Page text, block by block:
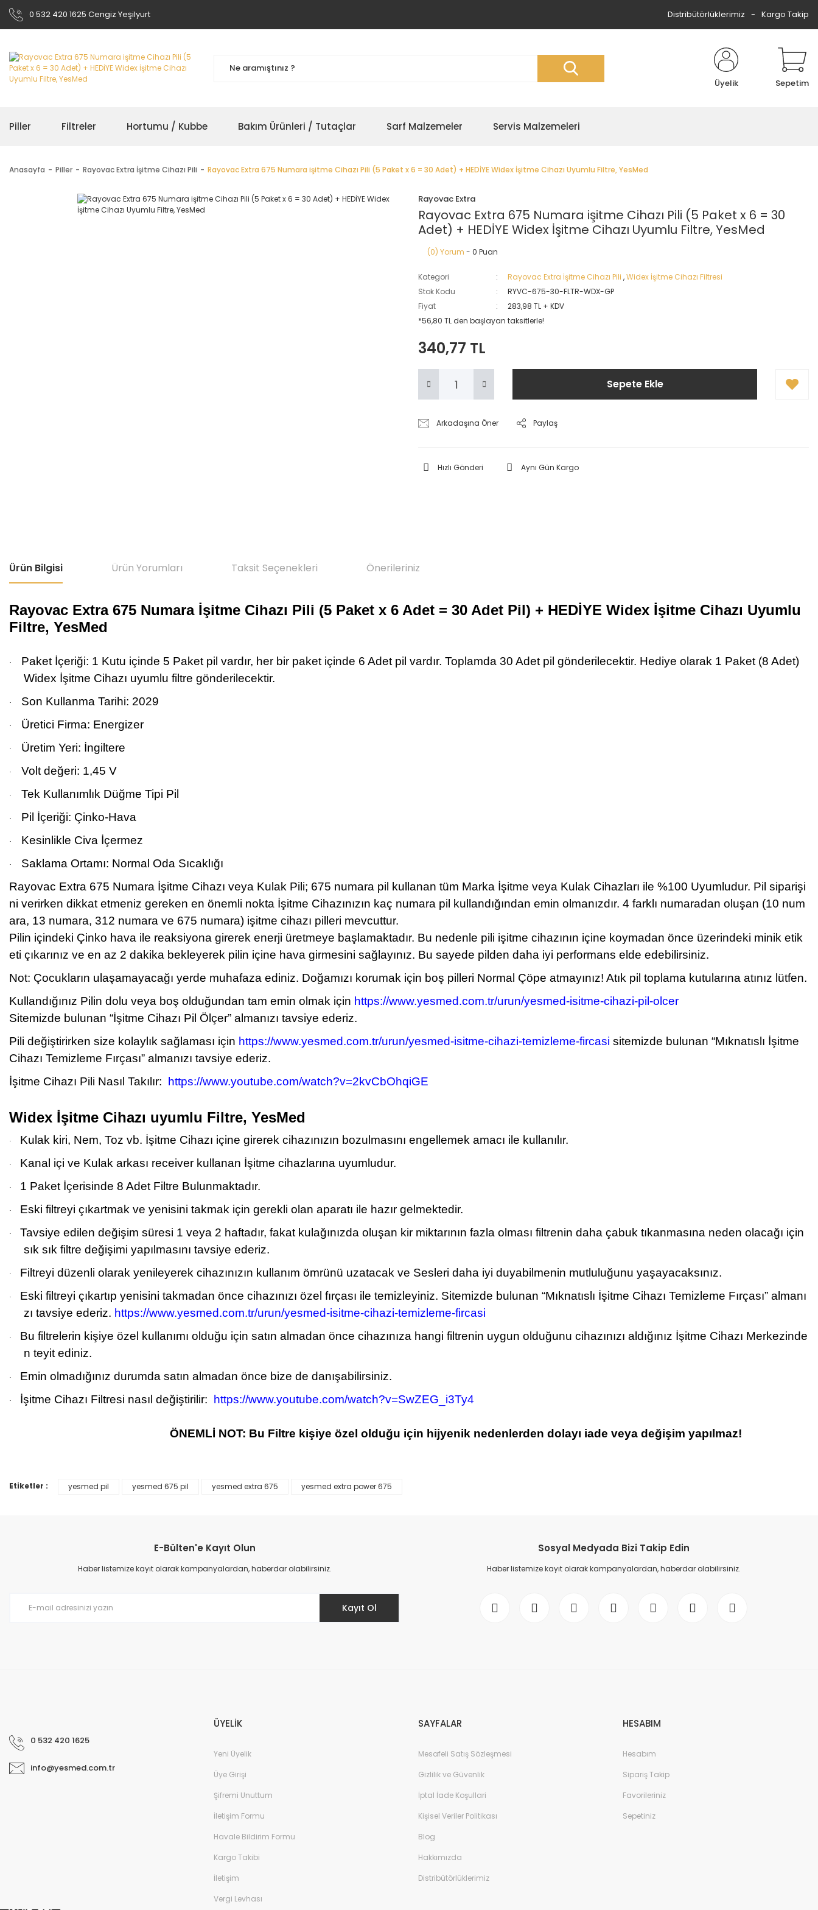
0 532 420 1625 Cengiz Yeşilyurt Distribütörlüklerimiz Kargo Takip
Üyelik Sepetim
Piller Filtreler Hortumu / Kubbe Bakım Ürünleri / Tutaçlar Sarf Malzemeler Servis Malzemeleri
Anasayfa Piller Rayovac Extra İşitme Cihazı Pili Rayovac Extra 675 Numara işitme Cihazı Pili (5 Paket x 6 = 30 Adet) + HEDİYE Widex İşitme Cihazı Uyumlu Filtre, YesMed
Rayovac Extra
Rayovac Extra 675 Numara işitme Cihazı Pili (5 Paket x 6 = 30
Adet) + HEDİYE Widex İşitme Cihazı Uyumlu Filtre, YesMed
(0) Yorum - 0 Puan
Kategori Rayovac Extra İşitme Cihazı Pili ,Widex İşitme Cihazı Filtresi
Stok Kodu
RYVC-675-30-FLTR-WDX-GP
Fiyat
283,98 TL + KDV
*56,80 TL den başlayan taksitlerle!
340,77 TL
Sepete Ekle
Arkadaşına Öner Paylaş
Hızlı Gönderi Aynı Gün Kargo
Ürün Bilgisi Ürün Yorumları Taksit Seçenekleri Önerileriniz
Rayovac Extra 675 Numara İşitme Cihazı Pili (5 Paket x 6 Adet = 30 Adet Pil) + HEDİYE Widex İşitme Cihazı Uyumlu
Filtre, YesMed
·
Paket İçeriği: 1 Kutu içinde 5 Paket pil vardır, her bir paket içinde 6 Adet pil vardır. Toplamda 30 Adet pil gönderilecektir. Hediye olarak 1 Paket (8 Adet)
Widex İşitme Cihazı uyumlu filtre gönderilecektir.
· Son Kullanma Tarihi: 2029
· Üretici Firma: Energizer
· Üretim Yeri: İngiltere
· Volt değeri: 1,45 V
· Tek Kullanımlık Düğme Tipi Pil
· Pil İçeriği: Çinko-Hava
· Kesinlikle Civa İçermez
·
Saklama Ortamı: Normal Oda Sıcaklığı
Rayovac Extra 675 Numara İşitme Cihazı veya Kulak Pili; 675 numara pil kullanan tüm Marka İşitme veya Kulak Cihazları ile %100 Uyumludur. Pil siparişi
ni verirken dikkat etmeniz gereken en önemli nokta İşitme Cihazınızın kaç numara pil kullandığından emin olmanızdır. 4 farklı numaradan oluşan (10 num
ara, 13 numara, 312 numara ve 675 numara) işitme cihazı pilleri mevcuttur.
Pilin içindeki Çinko hava ile reaksiyona girerek enerji üretmeye başlamaktadır. Bu nedenle pili işitme cihazının içine koymadan önce üzerindeki minik etik
eti çıkarınız ve en az 2 dakika bekleyerek pilin içine hava girmesini sağlayınız. Bu sayede pilden daha iyi performans elde edebilirsiniz.
Not: Çocukların ulaşamayacağı yerde muhafaza ediniz. Doğamızı korumak için boş pilleri Normal Çöpe atmayınız! Atık pil toplama kutularına atınız lütfen.
Kullandığınız Pilin dolu veya boş olduğundan tam emin olmak için https://www.yesmed.com.tr/urun/yesmed-isitme-cihazi-pil-olcer
Sitemizde bulunan “İşitme Cihazı Pil Ölçer” almanızı tavsiye ederiz.
Pili değiştirirken size kolaylık sağlaması için https://www.yesmed.com.tr/urun/yesmed-isitme-cihazi-temizleme-fircasi sitemizde bulunan “Mıknatıslı İşitme
Cihazı Temizleme Fırçası” almanızı tavsiye ederiz.
İşitme Cihazı Pili Nasıl Takılır:
https://www.youtube.com/watch?v=2kvCbOhqiGE
Widex İşitme Cihazı uyumlu Filtre, YesMed
· Kulak kiri, Nem, Toz vb. İşitme Cihazı içine girerek cihazınızın bozulmasını engellemek amacı ile kullanılır.
· Kanal içi ve Kulak arkası receiver kullanan İşitme cihazlarına uyumludur.
· 1 Paket İçerisinde 8 Adet Filtre Bulunmaktadır.
· Eski filtreyi çıkartmak ve yenisini takmak için gerekli olan aparatı ile hazır gelmektedir.
·
Tavsiye edilen değişim süresi 1 veya 2 haftadır, fakat kulağınızda oluşan kir miktarının fazla olması filtrenin daha çabuk tıkanmasına neden olacağı için
sık sık filtre değişimi yapılmasını tavsiye ederiz.
· Filtreyi düzenli olarak yenileyerek cihazınızın kullanım ömrünü uzatacak ve Sesleri daha iyi duyabilmenin mutluluğunu yaşayacaksınız.
· Eski filtreyi çıkartıp yenisini takmadan önce cihazınızı özel fırçası ile temizleyiniz. Sitemizde bulunan “Mıknatıslı İşitme Cihazı Temizleme Fırçası” almanı
zı tavsiye ederiz. https://www.yesmed.com.tr/urun/yesmed-isitme-cihazi-temizleme-fircasi
·
Bu filtrelerin kişiye özel kullanımı olduğu için satın almadan önce cihazınıza hangi filtrenin uygun olduğunu cihazınızı aldığınız İşitme Cihazı Merkezinde
n teyit ediniz.
· Emin olmadığınız durumda satın almadan önce bize de danışabilirsiniz.
· İşitme Cihazı Filtresi nasıl değiştirilir: https://www.youtube.com/watch?v=SwZEG_i3Ty4
ÖNEMLİ NOT: Bu Filtre kişiye özel olduğu için hijyenik nedenlerden dolayı iade veya değişim yapılmaz!
Bu ürünün fiyat bilgisi, resim, ürün açıklamalarında ve diğer konularda yetersiz gördüğünüz noktaları öneri formunu kullanarak tarafımıza iletebilirsiniz.
Ürün açıklamasında eksik bilgiler bulunuyor.
Ürün bilgilerinde hatalar bulunuyor.
Etiketler : yesmed pil yesmed 675 pil yesmed extra 675 yesmed extra power 675
E-Bülten'e Kayıt Olun
Haber listemize kayıt olarak kampanyalardan, haberdar olabilirsiniz.
Kayıt Ol
Sosyal Medyada Bizi Takip Edin
Haber listemize kayıt olarak kampanyalardan, haberdar olabilirsiniz.
0 532 420 1625
info@yesmed.com.tr
ÜYELİK
Yeni Üyelik
Üye Girişi
Şifremi Unuttum
İletişim Formu
Havale Bildirim Formu
Kargo Takibi
İletişim
Vergi Levhası
SAYFALAR
Mesafeli Satış Sözleşmesi
Gizlilik ve Güvenlik
İptal İade Koşullari
Kişisel Veriler Politikası
Blog
Hakkımızda
Distribütörlüklerimiz
HESABIM
Hesabım
Sipariş Takip
Favorileriniz
Sepetiniz